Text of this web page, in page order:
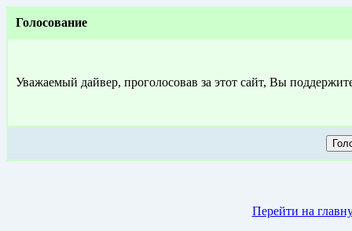
Голосование
Уважаемый дайвер, проголосовав за этот сайт, Вы
Перейти на